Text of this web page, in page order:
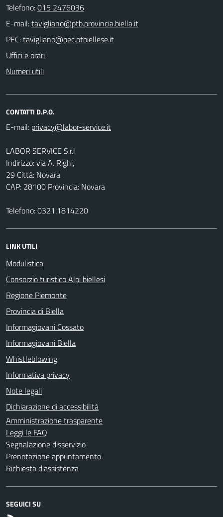
Telefono:015 2476036
E-mail:
PEC:
Uffici e orari
Numeri utili
CONTATTI D.P.O.
E-mail:
LABOR SERVICE S.r.l
Indirizzo: via A. Righi,
29 Città: Novara
CAP: 28100 Provincia: Novara
Telefono: 0321.1814220
LINK UTILI
Modulistica
Consorzio turistico Alpi biellesi
Regione Piemonte
Provincia di Biella
Informagiovani Cossato
Informagiovani Biella
Whistleblowing
Informativa privacy
Note legali
Dichiarazione di accessibilità
Amministrazione trasparente
Leggi le FAQ
Segnalazione disservizio
Prenotazione appuntamento
Richiesta d'assistenza
SEGUICI SU